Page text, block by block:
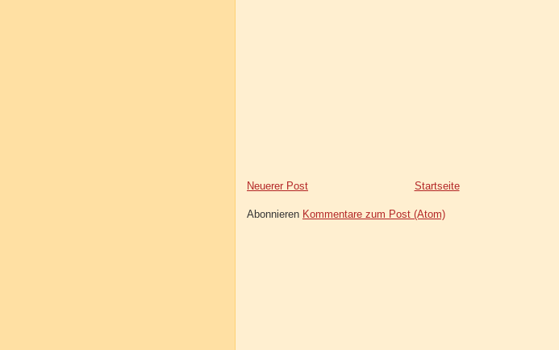
Neuerer Post Startseite
Abonnieren Kommentare zum Post (Atom)